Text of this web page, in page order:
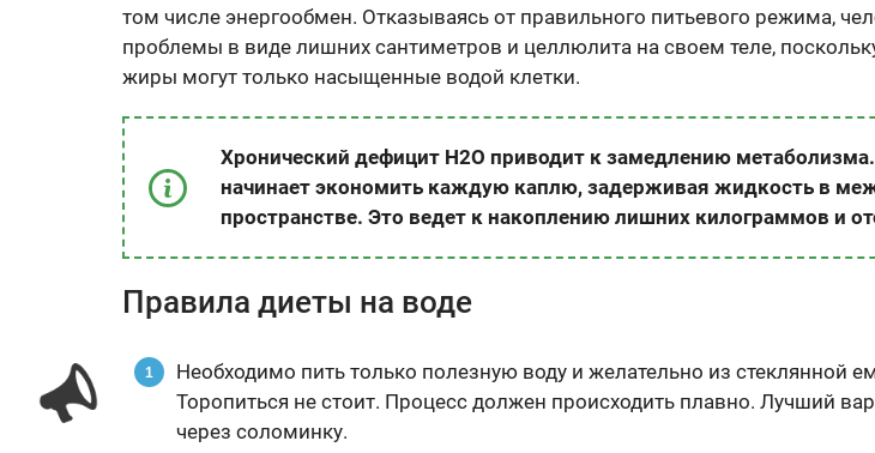
том числе энергообмен. Отказываясь от правильного питьевого режима,
проблемы в виде лишних сантиметров и целлюлита на своем теле,
жиры могут только насыщенные водой клетки.
Хронический дефицит Н2O приводит к замедлению
начинает экономить каждую каплю, задерживая жидкость в
пространстве. Это ведет к накоплению лишних килограммов и
Правила диеты на воде
Необходимо пить только полезную воду и желательно из стеклянной
Торопиться не стоит. Процесс должен происходить плавно. Лучший
через соломинку.